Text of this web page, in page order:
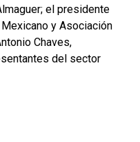
el presidente
y Asociación
Chaves,
del sector